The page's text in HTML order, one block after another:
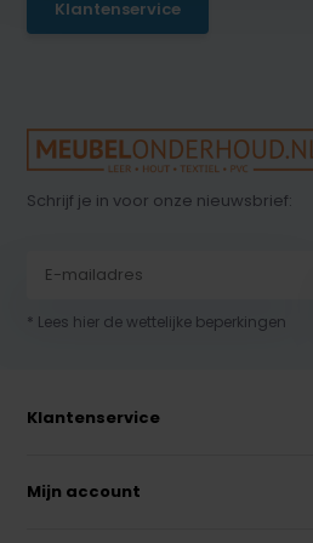
Klantenservice
Schrijf je in voor onze nieuwsbrief:
* Lees hier de wettelijke beperkingen
Klantenservice
Mijn account